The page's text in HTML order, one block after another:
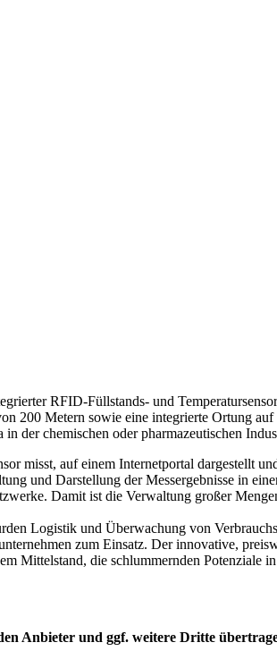
RFID-Füllstands- und
200 Metern sowie eine integrierte Ortung
in der chemischen oder pharmazeutischen
misst, auf einem Internetportal dargestellt
und Darstellung der Messergebnisse in
Damit ist die Verwaltung großer
Logistik und Überwachung von
zum Einsatz. Der innovative,
Mittelstand, die schlummernden
Anbieter und ggf. weitere Dritte